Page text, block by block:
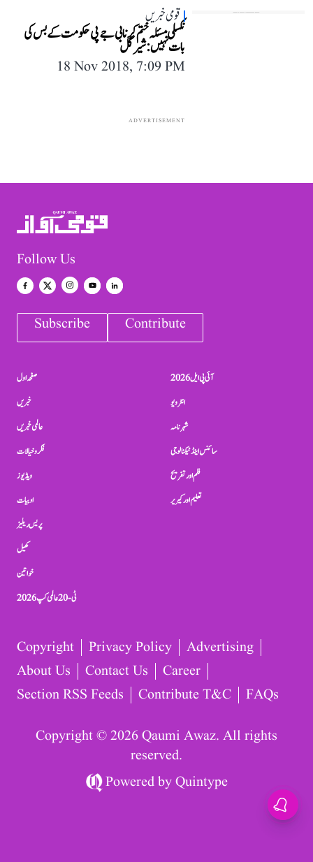
قومی خبریں
نکسلی مسئلہ ختم کرنا بی جے پی حکومت کے بس کی
بات نہیں: شیر گل
18 Nov 2018, 7:09 PM
ADVERTISEMENT
Follow Us
Subscribe Contribute
صفحہ اول
خبریں
عالمی خبریں
فکر و خیالات
ویڈیوز
ادبیات
پریس ریلیز
کھیل
خواتین
ٹی-20 عالمی کپ 2026
آئی پی ایل 2026
انٹرویو
شہرنامہ
سائنس اینڈ ٹیکنالوجی
فلم اور تفریح
تعلیم اور کیریر
Copyright Privacy Policy
Advertising
About Us
Contact Us
Career
Section RSS Feeds
Contribute T&C FAQs
Copyright © 2026 Qaumi Awaz. All rights
reserved.
Powered byQuintype